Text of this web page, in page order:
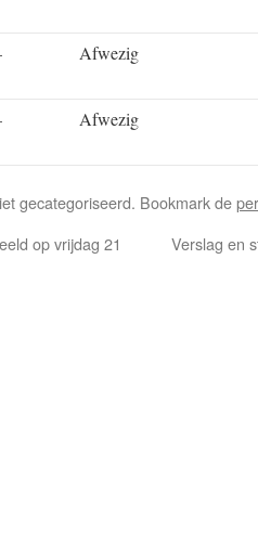
Afwezig
Afwezig
gecategoriseerd. Bookmark de
op vrijdag 21
Verslag en